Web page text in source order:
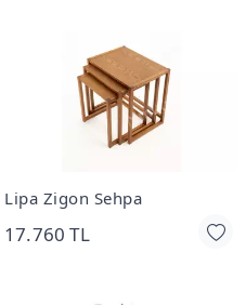
Lipa Zigon Sehpa
17.760 TL